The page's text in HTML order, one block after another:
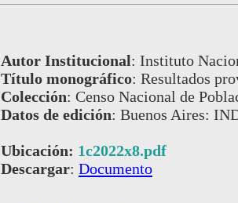
Autor Institucional: Instituto
Título monográfico: Resultados
Colección: Censo Nacional de
Datos de edición: Buenos Aires:
Ubicación: 1c2022x8.pdf
Descargar: Documento